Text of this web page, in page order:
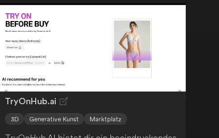
Innendesigner erstellst du sofort umsetzbare
und auf dein Zuhause zugeschnittene
Einrichtungskonzepte. Diese
personalisierten Designlösungen sind direkt
käuflich und optimal auf die Umgestaltung
deines Heims abgestimmt.
TryOnHub.ai
3D Generative Kunst Marktplatz